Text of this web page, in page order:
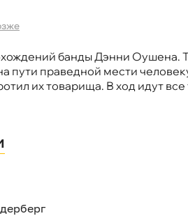
банды Дэнни Оушена.
пути праведной мести
их товарища. В ход идут